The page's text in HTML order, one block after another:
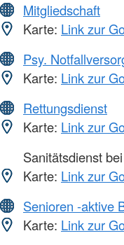
Mitgliedschaft
Karte: Link zur
Psy.
Karte: Link zur
Rettungsdienst
Karte: Link zur
Sanitätsdienst
Karte: Link zur
Senioren -aktive
Karte: Link zur